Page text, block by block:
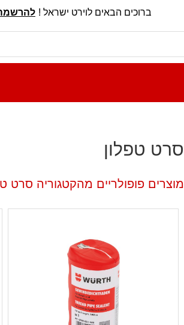
ברוכים הבאים לוירט ישראל !
סרט טפלון
מוצרים פופולריים מהקטגוריה סרט